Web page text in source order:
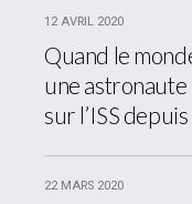
12 AVRIL 2020
Quand le
une astronaute
sur l’ISS
22 MARS 2020